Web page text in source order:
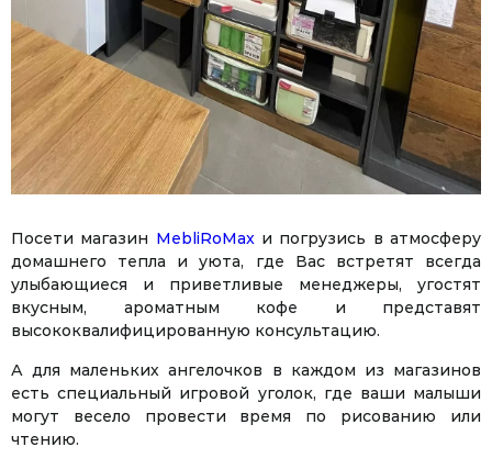
Посети магазин MebliRoМaxи погрузись в атмосферу
домашнего тепла и уюта, где Вас встретят всегда
улыбающиеся и приветливые менеджеры, угостят
вкусным, ароматным кофе и представят
высококвалифицированную консультацию.
А для маленьких ангелочков в каждом из магазинов
есть специальный игровой уголок, где ваши малыши
могут весело провести время по рисованию или
чтению.